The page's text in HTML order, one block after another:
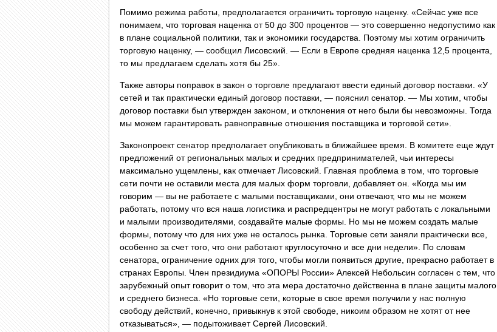
Помимо режима работы, предполагается ограничить торговую наценку. «Сейчас уже все
понимаем, что торговая наценка от 50 до 300 процентов — это совершенно недопустимо как
в плане социальной политики, так и экономики государства. Поэтому мы хотим ограничить
торговую наценку, — сообщил Лисовский. — Если в Европе средняя наценка 12,5 процента,
то мы предлагаем сделать хотя бы 25».
Также авторы поправок в закон о торговле предлагают ввести единый договор поставки. «У
сетей и так практически единый договор поставки, — пояснил сенатор. — Мы хотим, чтобы
договор поставки был утвержден законом, и отклонения от него были бы невозможны. Тогда
мы можем гарантировать равноправные отношения поставщика и торговой сети».
Законопроект сенатор предполагает опубликовать в ближайшее время. В комитете еще ждут
предложений от региональных малых и средних предпринимателей, чьи интересы
максимально ущемлены, как отмечает Лисовский. Главная проблема в том, что торговые
сети почти не оставили места для малых форм торговли, добавляет он. «Когда мы им
говорим — вы не работаете с малыми поставщиками, они отвечают, что мы не можем
работать, потому что вся наша логистика и распредцентры не могут работать с локальными
и малыми производителями, создавайте малые формы. Но мы не можем создать малые
формы, потому что для них уже не осталось рынка. Торговые сети заняли практически все,
особенно за счет того, что они работают круглосуточно и все дни недели». По словам
сенатора, ограничение одних для того, чтобы могли появиться другие, прекрасно работает в
странах Европы. Член президиума «ОПОРЫ России» Алексей Небольсин согласен с тем, что
зарубежный опыт говорит о том, что эта мера достаточно действенна в плане защиты малого
и среднего бизнеса. «Но торговые сети, которые в свое время получили у нас полную
свободу действий, конечно, привыкнув к этой свободе, никоим образом не хотят от нее
отказываться», — подытоживает Сергей Лисовский.